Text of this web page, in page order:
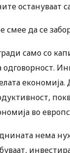
остануваат
смее да се
само со
во
нема